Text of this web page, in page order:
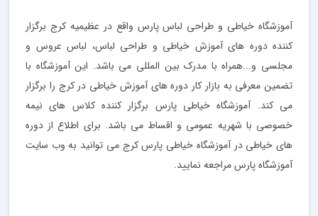
آموزشگاه خیاطی و طراحی لباس پارس واقع در عظیمیه کرج برگزار
کننده دوره های آموزش خیاطی و طراحی لباس، لباس عروس و
مجلسی و...همراه با مدرک بین المللی می باشد. این آموزشگاه با
تضمین معرفی به بازار کار دوره های آموزش خیاطی در کرج را برگزار
می کند. آموزشگاه خیاطی پارس برگزار کننده کلاس های نیمه
خصوصی با شهریه عمومی و اقساط می باشد. برای اطلاع از دوره
های خیاطی در آموزشگاه خیاطی پارس کرج می توانید به وب سایت
آموزشگاه پارس مراجعه نمایید.